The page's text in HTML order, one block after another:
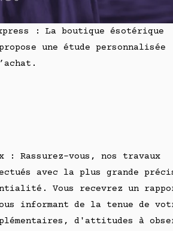
: La boutique ésotérique
une étude personnalisée
: Rassurez-vous, nos travaux
avec la plus grande
Vous recevrez un
informant de la tenue de
d'attitudes à